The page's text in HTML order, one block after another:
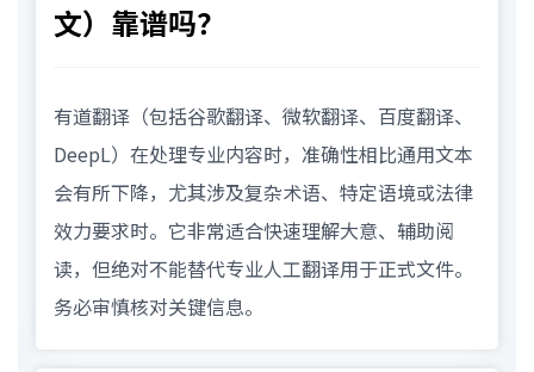
文）靠谱吗？
有道翻译（包括谷歌翻译、微软翻译、百度翻译、
DeepL）在处理专业内容时，准确性相比通用文本
会有所下降，尤其涉及复杂术语、特定语境或法律
效力要求时。它非常适合快速理解大意、辅助阅
读，但绝对不能替代专业人工翻译用于正式文件。
务必审慎核对关键信息。